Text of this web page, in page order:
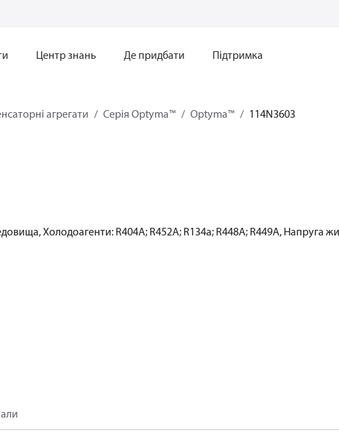
Центр знань Де придбати Підтримка
агрегати Серія Optyma™ Optyma™ 114N3603
Холодоагенти: R404A; R452A; R134a; R448A; R449A, Напруга